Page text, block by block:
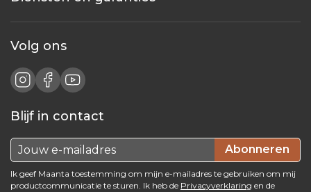
Volg ons
Blijf in contact
Abonneren
Ik geef Maanta toestemming om mijn e-mailadres te gebruiken om mij
productcommunicatie te sturen. Ik heb de Privacyverklaring en de